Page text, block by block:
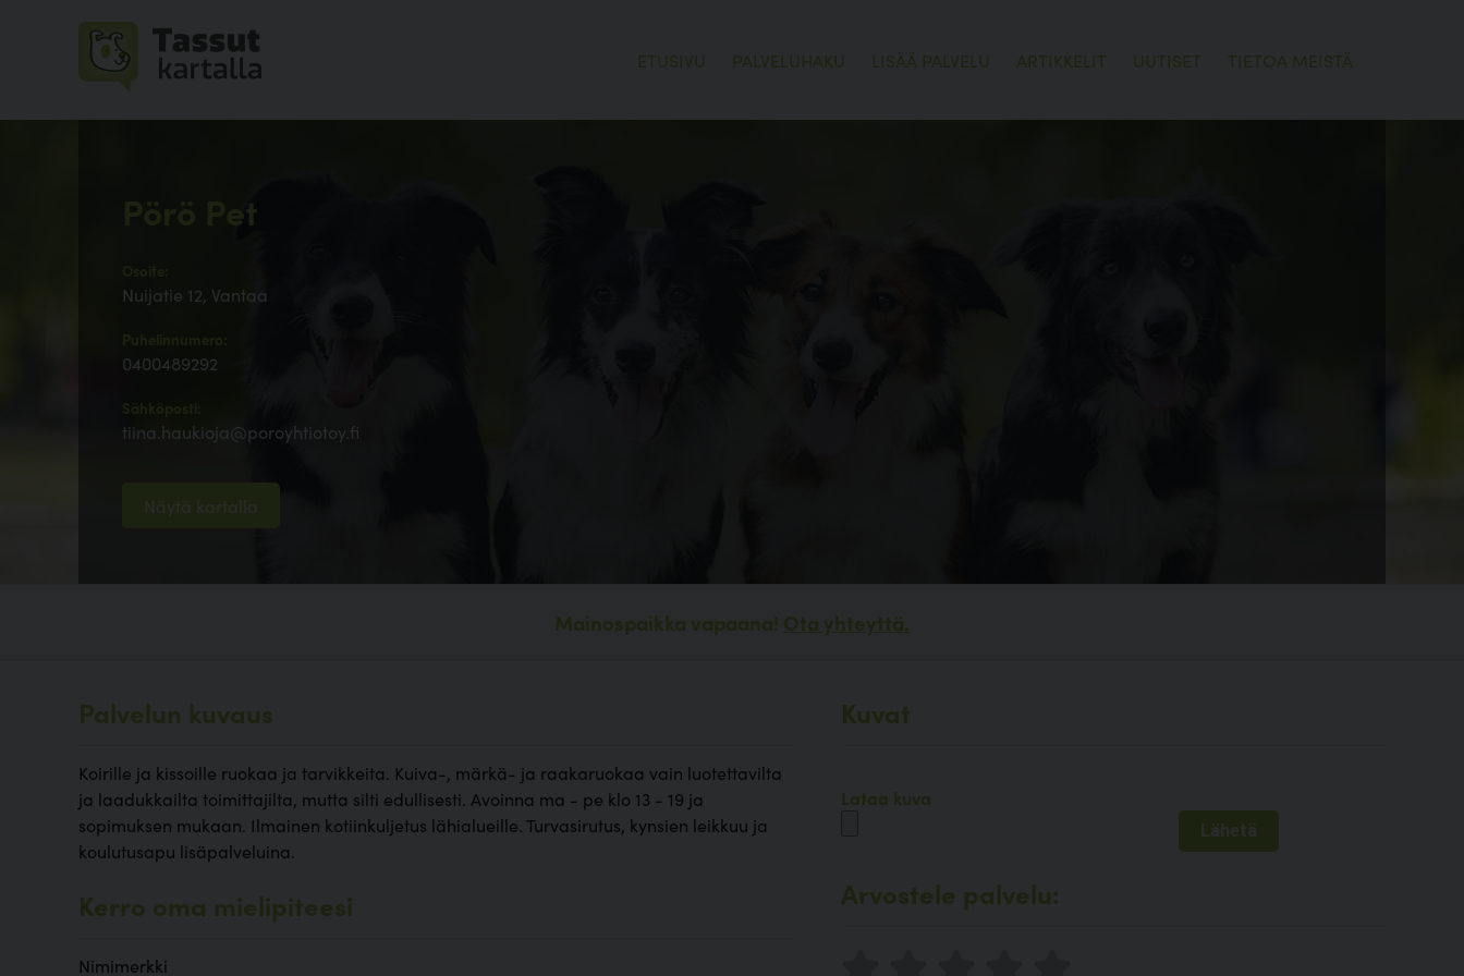
ETUSIVU PALVELUHAKU LISÄÄ PALVELU ARTIKKELIT UUTISET TIETOA MEISTÄ
Pörö Pet
Nuijatie 12, Vantaa
0400489292
Sähköposti:
tiina.haukioja@poroyhtiotoy.fi
Näytä kartalla
Mainospaikka vapaana! Ota yhteyttä.
Palvelun kuvaus
Koirille ja kissoille ruokaa ja tarvikkeita. Kuiva-, märkä- ja raakaruokaa vain luotettavilta
ja laadukkailta toimittajilta, mutta silti edullisesti. Avoinna ma - pe klo 13 - 19 ja
sopimuksen mukaan. Ilmainen kotiinkuljetus lähialueille. Turvasirutus, kynsien leikkuu ja
koulutusapu lisäpalveluina.
Kerro oma mielipiteesi
Nimimerkki
Kuvat
Lataa kuva
Arvostele palvelu: